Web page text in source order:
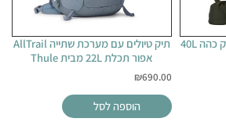
תיק טיולים LANDMARK ירוק כהה 40L
תיק טיולים עם מערכת שתייה AllTrail
אפור תכלת 22L מבית Thule
₪690.00
הוספה לסל